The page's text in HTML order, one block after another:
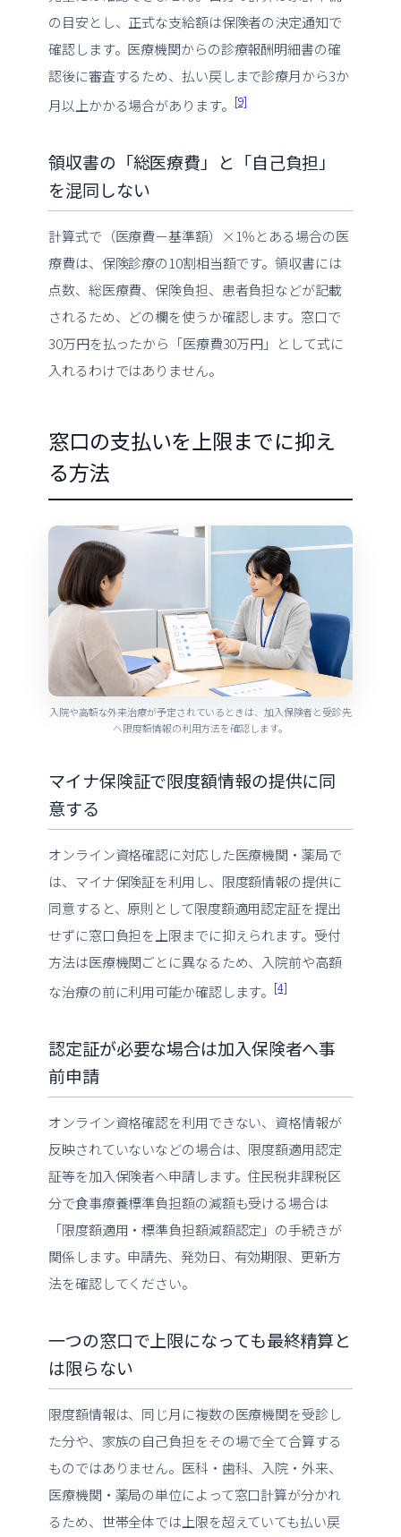
の目安とし、正式な支給額は保険者の決定通知で
確認します。医療機関からの診療報酬明細書の確
認後に審査するため、払い戻しまで診療月から3か
月以上かかる場合があります。[9]
領収書の「総医療費」と「自己負担」
を混同しない
計算式で（医療費－基準額）×1％とある場合の医
療費は、保険診療の10割相当額です。領収書には
点数、総医療費、保険負担、患者負担などが記載
されるため、どの欄を使うか確認します。窓口で
30万円を払ったから「医療費30万円」として式に
入れるわけではありません。
窓口の支払いを上限までに抑え
る方法
入院や高額な外来治療が予定されているときは、加入保険者と受診先
へ限度額情報の利用方法を確認します。
マイナ保険証で限度額情報の提供に同
意する
オンライン資格確認に対応した医療機関・薬局で
は、マイナ保険証を利用し、限度額情報の提供に
同意すると、原則として限度額適用認定証を提出
せずに窓口負担を上限までに抑えられます。受付
方法は医療機関ごとに異なるため、入院前や高額
な治療の前に利用可能か確認します。 [4]
認定証が必要な場合は加入保険者へ事
前申請
オンライン資格確認を利用できない、資格情報が
反映されていないなどの場合は、限度額適用認定
証等を加入保険者へ申請します。住民税非課税区
分で食事療養標準負担額の減額も受ける場合は
「限度額適用・標準負担額減額認定」の手続きが
関係します。申請先、発効日、有効期限、更新方
法を確認してください。
一つの窓口で上限になっても最終精算と
は限らない
限度額情報は、同じ月に複数の医療機関を受診し
た分や、家族の自己負担をその場で全て合算する
ものではありません。医科・歯科、入院・外来、
医療機関・薬局の単位によって窓口計算が分かれ
るため、世帯全体では上限を超えていても払い戻